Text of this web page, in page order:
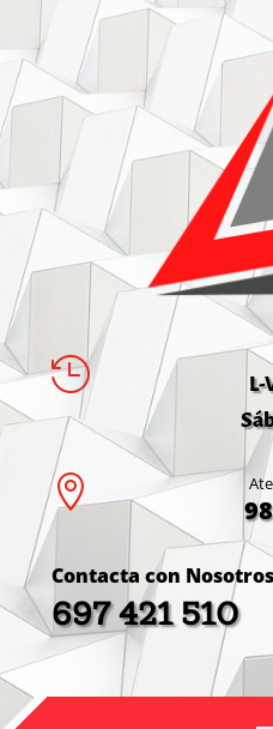

L-

Contacta con Nosotros
697 421 510